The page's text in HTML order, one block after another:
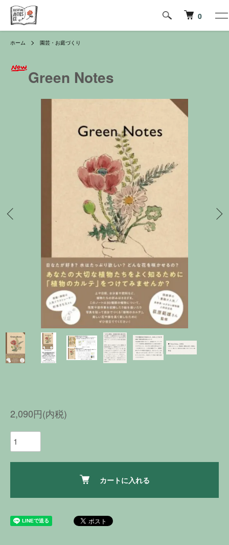
0
ホーム 園芸・お庭づくり
Green Notes
2,090円(内税)
カートに入れる